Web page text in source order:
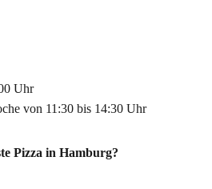
Uhr
von 11:30 bis 14:30 Uhr
Pizza in Hamburg?